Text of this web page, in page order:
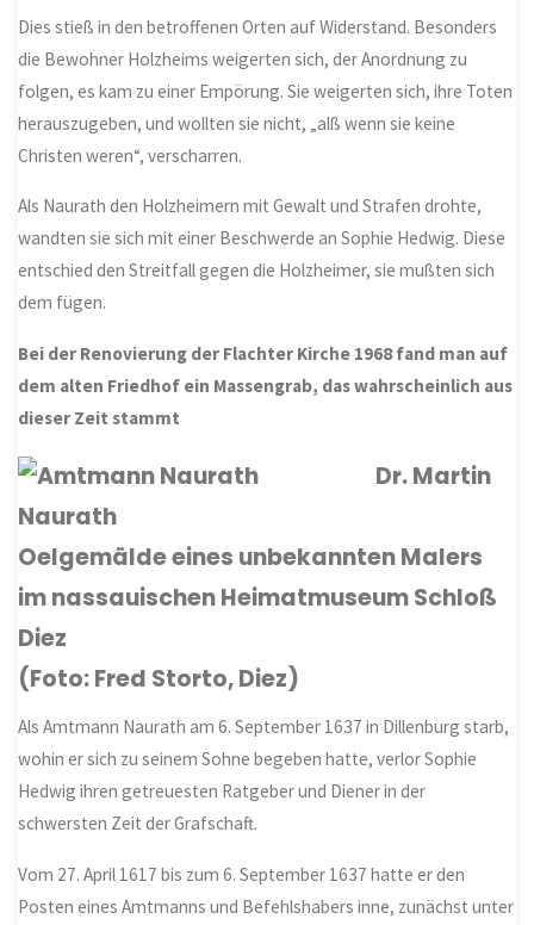
Dies stieß in den betroffenen Orten auf Widerstand. Besonders
die Bewohner Holzheims weigerten sich, der Anordnung zu
folgen, es kam zu einer Empörung. Sie weigerten sich, ihre Toten
herauszugeben, und wollten sie nicht, „alß wenn sie keine
Christen weren“, verscharren.
Als Naurath den Holzheimern mit Gewalt und Strafen drohte,
wandten sie sich mit einer Beschwerde an Sophie Hedwig. Diese
entschied den Streitfall gegen die Holzheimer, sie mußten sich
dem fügen.
Bei der Renovierung der Flachter Kirche 1968 fand man auf
dem alten Friedhof ein Massengrab, das wahrscheinlich aus
dieser Zeit stammt
Dr. Martin
Naurath
Oelgemälde eines unbekannten Malers
im nassauischen Heimatmuseum Schloß
Diez
(Foto: Fred Storto, Diez)
Als Amtmann Naurath am 6. September 1637 in Dillenburg starb,
wohin er sich zu seinem Sohne begeben hatte, verlor Sophie
Hedwig ihren getreuesten Ratgeber und Diener in der
schwersten Zeit der Grafschaft.
Vom 27. April 1617 bis zum 6. September 1637 hatte er den
Posten eines Amtmanns und Befehlshabers inne, zunächst unter